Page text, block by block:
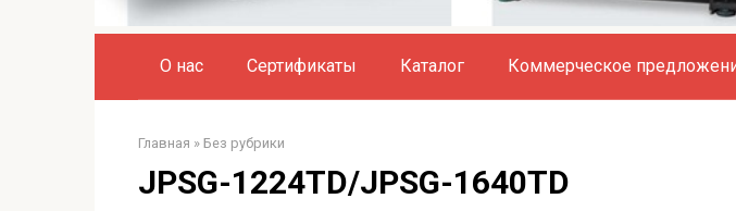
О нас Сертификаты Каталог Коммерческое
Главная » Без рубрики
JPSG-1224TD/JPSG-1640TD